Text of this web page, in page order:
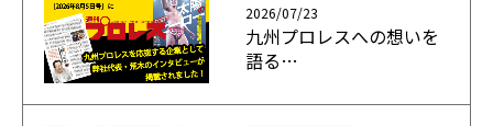
2026/07/23
九州プロレスへの想いを
語る…